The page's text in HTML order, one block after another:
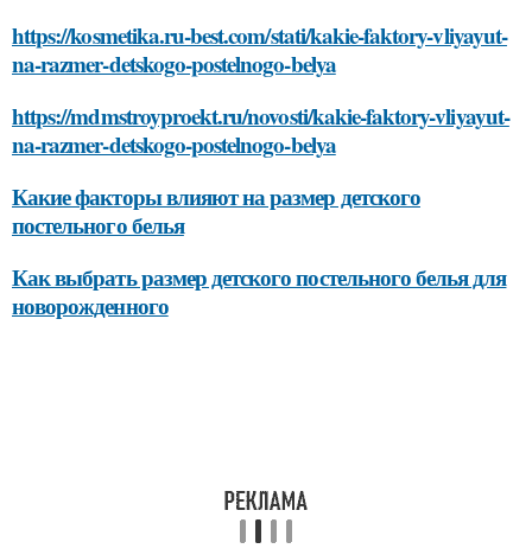
https://kosmetika.ru-best.com/stati/kakie-faktory-vliyayut-
na-razmer-detskogo-postelnogo-belya
https://mdmstroyproekt.ru/novosti/kakie-faktory-vliyayut-
na-razmer-detskogo-postelnogo-belya
Какие факторы влияют на размер детского
постельного белья
Как выбрать размер детского постельного белья для
новорожденного